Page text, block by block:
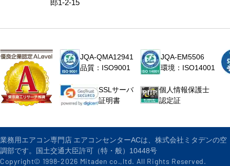
JQA-QMA12941
品質：ISO9001
JQA-EM5506
環境：ISO14001
SSLサーバ
証明書
個人情報保護士
認定証
業務用エアコン専門店 エアコンセンターACは、株式会社ミタデンの空
調部です。国土交通大臣許可（特・般）10448号
Copyright© 1998-2026 Mitaden co.,ltd. All Rights Reserved.